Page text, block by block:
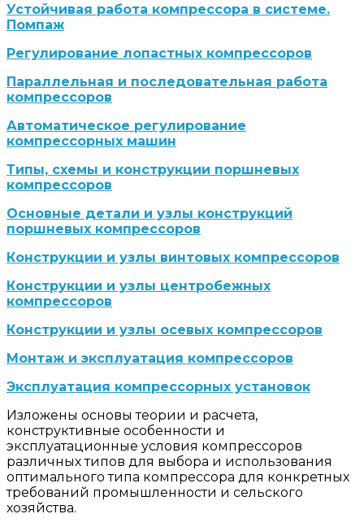
Устойчивая работа компрессора в системе.
Помпаж
Регулирование лопастных компрессоров
Параллельная и последовательная работа
компрессоров
Автоматическое регулирование
компрессорных машин
Типы, схемы и конструкции поршневых
компрессоров
Основные детали и узлы конструкций
поршневых компрессоров
Конструкции и узлы винтовых компрессоров
Конструкции и узлы центробежных
компрессоров
Конструкции и узлы осевых компрессоров
Монтаж и эксплуатация компрессоров
Эксплуатация компрессорных установок
Изложены основы теории и расчета,
конструктивные особенности и
эксплуатационные условия компрессоров
различных типов для выбора и использования
оптимального типа компрессора для конкретных
требований промышленности и сельского
хозяйства.